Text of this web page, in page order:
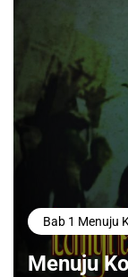
Bab 1 Menuju
Menuju